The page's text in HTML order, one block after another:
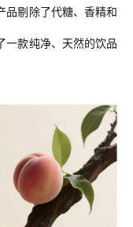
品剔除了代糖、香精和
一款纯净、天然的饮品